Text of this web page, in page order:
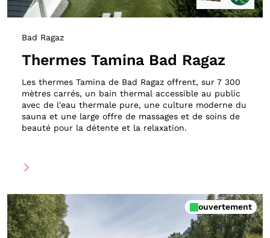
Bad Ragaz
Thermes Tamina Bad Ragaz
Les thermes Tamina de Bad Ragaz offrent, sur 7 300
mètres carrés, un bain thermal accessible au public
avec de l'eau thermale pure, une culture moderne du
sauna et une large offre de massages et de soins de
beauté pour la détente et la relaxation.
ouvertement